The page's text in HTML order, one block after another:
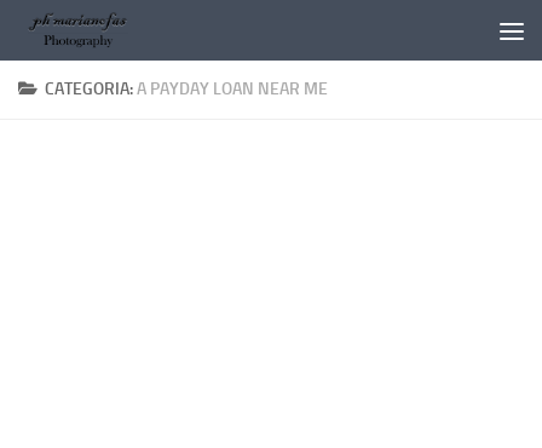
Salta al contenuto
CATEGORIA:A PAYDAY LOAN NEAR ME